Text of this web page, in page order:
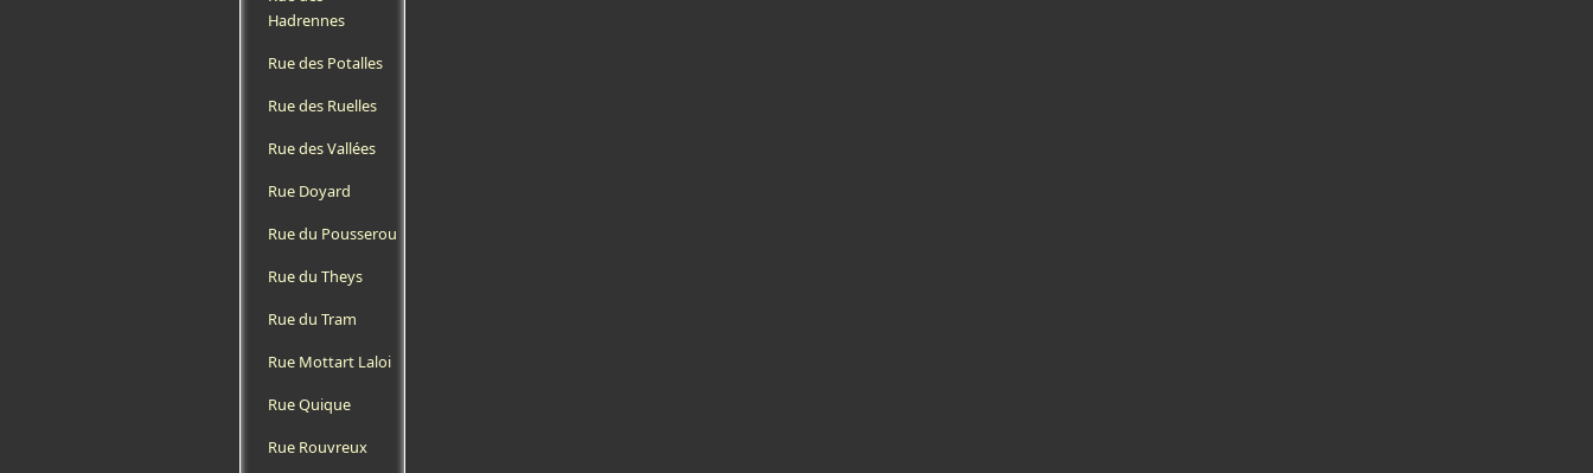
Hadrennes
Rue des Potalles
Rue des Ruelles
Rue des Vallées
Rue Doyard
Rue du Pousserou
Rue du Theys
Rue du Tram
Rue Mottart Laloi
Rue Quique
Rue Rouvreux